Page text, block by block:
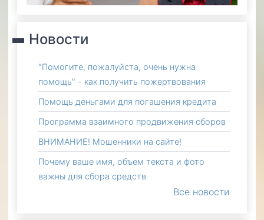
Новости
"Помогите, пожалуйста, очень нужна
помощь" - как получить пожертвования
Помощь деньгами для погашения кредита
Программа взаимного продвижения сборов
ВНИМАНИЕ! Мошенники на сайте!
Почему ваше имя, объем текста и фото
важны для сбора средств
Все новости